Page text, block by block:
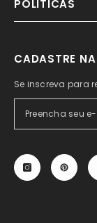
POLITICAS
CADASTRE
Se inscreva para